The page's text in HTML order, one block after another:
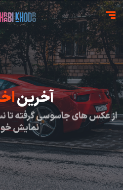
آخرین
از عکس های جاسوسی گرفته
نمایش